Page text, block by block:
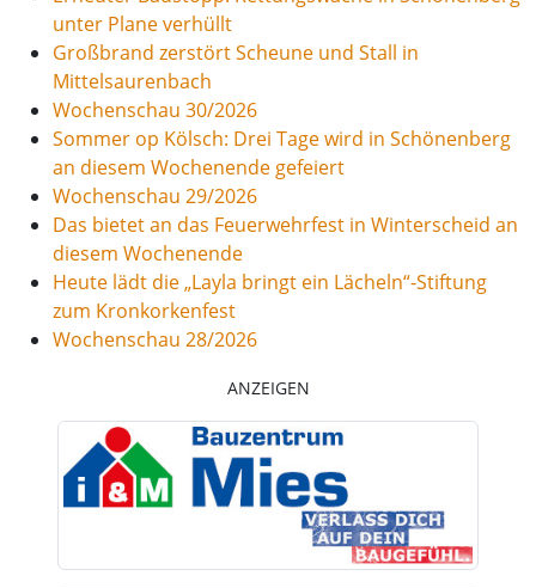
unter Plane verhüllt
Großbrand zerstört Scheune und Stall in
Mittelsaurenbach
Wochenschau 30/2026
Sommer op Kölsch: Drei Tage wird in Schönenberg
an diesem Wochenende gefeiert
Wochenschau 29/2026
Das bietet an das Feuerwehrfest in Winterscheid an
diesem Wochenende
Heute lädt die „Layla bringt ein Lächeln“-Stiftung
zum Kronkorkenfest
Wochenschau 28/2026
ANZEIGEN